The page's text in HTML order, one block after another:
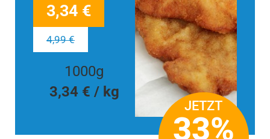
3,34 €
4,99 €
1000g
3,34 € / kg
JETZT
33%